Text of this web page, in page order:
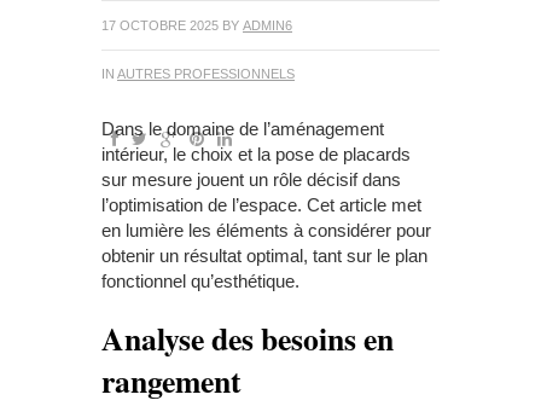
17 OCTOBRE 2025 BY ADMIN6
IN AUTRES PROFESSIONNELS
Dans le domaine de l’aménagement
intérieur, le choix et la pose de placards
sur mesure jouent un rôle décisif dans
l’optimisation de l’espace. Cet article met
en lumière les éléments à considérer pour
obtenir un résultat optimal, tant sur le plan
fonctionnel qu’esthétique.
Analyse des besoins en
rangement